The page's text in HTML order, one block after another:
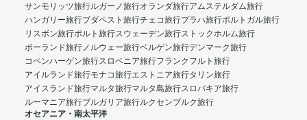
サンモリッツ旅行ルガーノ旅行オランダ旅行アムステルダム旅行
ハンガリー旅行ブダペスト旅行チェコ旅行プラハ旅行ポルトガル旅行
リスボン旅行ポルト旅行スウェーデン旅行ストックホルム旅行
ポーランド旅行ノルウェー旅行ベルゲン旅行デンマーク旅行
コペンハーゲン旅行スロベニア旅行フランクフルト旅行
アイルランド旅行モナコ旅行エストニア旅行タリン旅行
アイスランド旅行マルタ旅行マルタ島旅行スロバキア旅行
ルーマニア旅行ブルガリア旅行ルクセンブルク旅行
オセアニア・南太平洋